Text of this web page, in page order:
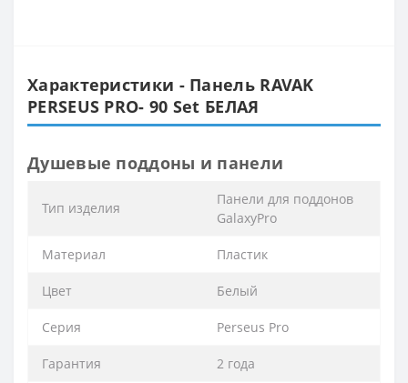
Характеристики - Панель RAVAK
PERSEUS PRO- 90 Set БЕЛАЯ
Душевые поддоны и панели
Тип изделия
Панели для поддонов
GalaxyPro
Материал Пластик
Цвет Белый
Серия Perseus Pro
Гарантия 2 года